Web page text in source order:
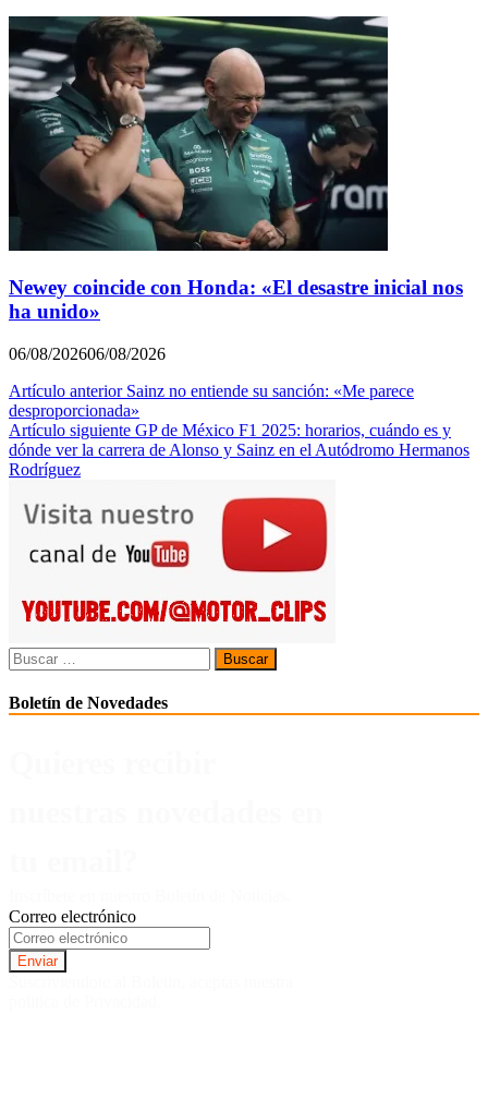
Newey coincide con Honda: «El desastre inicial nos
ha unido»
06/08/202606/08/2026
Navegación
de
entradas
Artículo anterior Sainz no entiende su sanción: «Me parece
desproporcionada»
Artículo siguiente GP de México F1 2025: horarios, cuándo es y
dónde ver la carrera de Alonso y Sainz en el Autódromo Hermanos
Rodríguez
Buscar:
Boletín de Novedades
Correo electrónico